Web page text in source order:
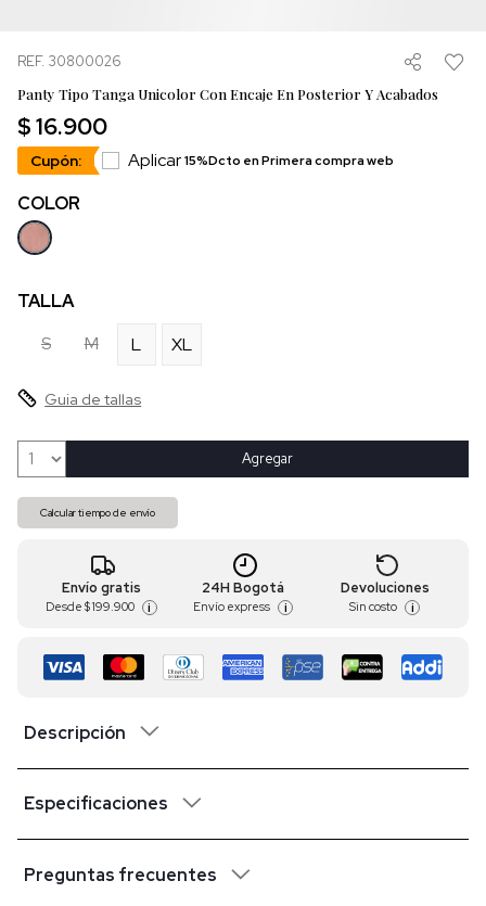
REF. 30800026
Panty Tipo Tanga Unicolor Con Encaje En Posterior Y Acabados
$ 16.900
Cupón: Aplicar15%Dcto en Primera compra web
COLOR
TALLA
S
M L XL
Guia de tallas
Agregar
Calcular tiempo de envío
Envío gratis
Desde $ 199.900 i
24H Bogotá
Envío express i
Devoluciones
Sin costo i
Descripción
Especificaciones
Preguntas frecuentes